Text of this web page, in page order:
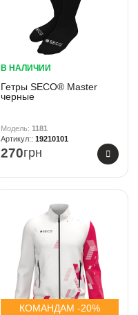
В НАЛИЧИИ
Гетры SECO® Master
черные
1181
19210101
270грн
КОМАНДАМ -20%